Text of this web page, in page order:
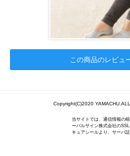
この商品のレビュ
Copyright(C)2020
当サイトでは、通信情報の
ーバルサイン株式会社の
キュアシールより、サーバ